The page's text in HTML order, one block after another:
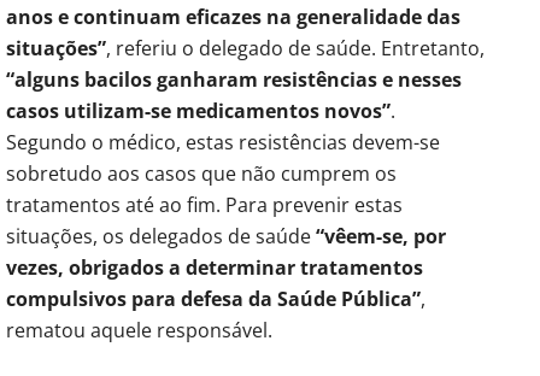
anos e continuam eficazes na generalidade das
situações”, referiu o delegado de saúde. Entretanto,
“alguns bacilos ganharam resistências e nesses
casos utilizam-se medicamentos novos”.
Segundo o médico, estas resistências devem-se
sobretudo aos casos que não cumprem os
tratamentos até ao fim. Para prevenir estas
situações, os delegados de saúde“vêem-se, por
vezes, obrigados a determinar tratamentos
compulsivos para defesa da Saúde Pública”,
rematou aquele responsável.